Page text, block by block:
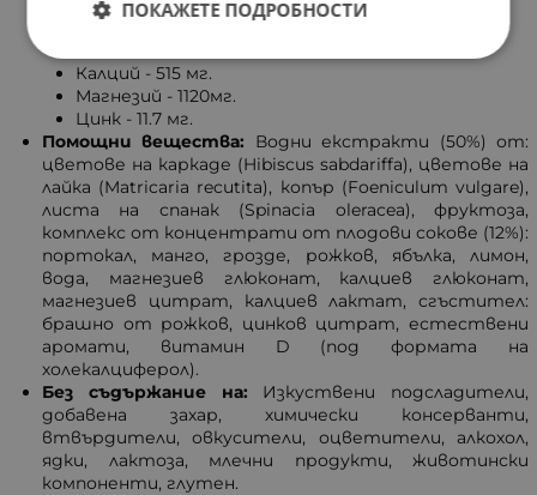
Енергия - 120 kcal
Въглехидрати - 29 гр.
Калций - 515 мг.
Магнезий - 1120мг.
Цинк - 11.7 мг.
Помощни вещества: Водни екстракти (50%) от:
цветове на каркаде (Hibiscus sabdariffa), цветове на
лайка (Matricaria recutita), копър (Foeniculum vulgare),
листа на спанак (Spinacia oleracea), фруктоза,
комплекс от концентрати от плодови сокове (12%):
портокал, манго, грозде, рожков, ябълка, лимон,
вода, магнезиев глюконат, калциев глюконат,
магнезиев цитрат, калциев лактат, сгъстител:
брашно от рожков, цинков цитрат, естествени
аромати, витамин D (под формата на
холекалциферол).
Без съдържание на: Изкуствени подсладители,
добавена захар, химически консерванти,
втвърдители, овкусители, оцветители, алкохол,
ядки, лактоза, млечни продукти, животински
компоненти, глутен.
ПОКАЖЕТЕ ПОДРОБНОСТИ